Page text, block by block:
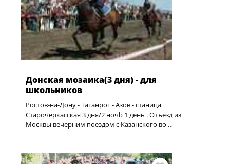
Донская мозаика(3 дня) - для
школьников
Ростов-на-Дону - Таганрог - Азов - станица
Старочеркасская 3 дня/2 ночb 1 день . Отъезд из
Москвы вечерним поездом с Казанского во …